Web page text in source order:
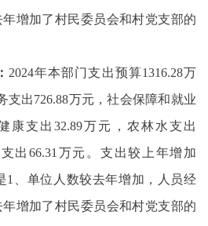
增加了村民委员会和村党支部的
2024年本部门支出预算1316.28万
支出726.88万元，社会保障和就业
康支出32.89万元，农林水支出
出66.31万元。支出较上年增加
1、单位人数较去年增加，人员经
增加了村民委员会和村党支部的